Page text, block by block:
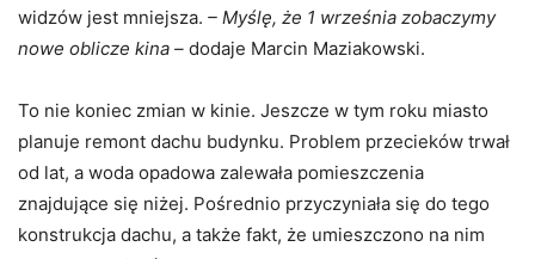
widzów jest mniejsza. – Myślę, że 1 września zobaczymy
nowe oblicze kina – dodaje Marcin Maziakowski.
To nie koniec zmian w kinie. Jeszcze w tym roku miasto
planuje remont dachu budynku. Problem przecieków trwał
od lat, a woda opadowa zalewała pomieszczenia
znajdujące się niżej. Pośrednio przyczyniała się do tego
konstrukcja dachu, a także fakt, że umieszczono na nim